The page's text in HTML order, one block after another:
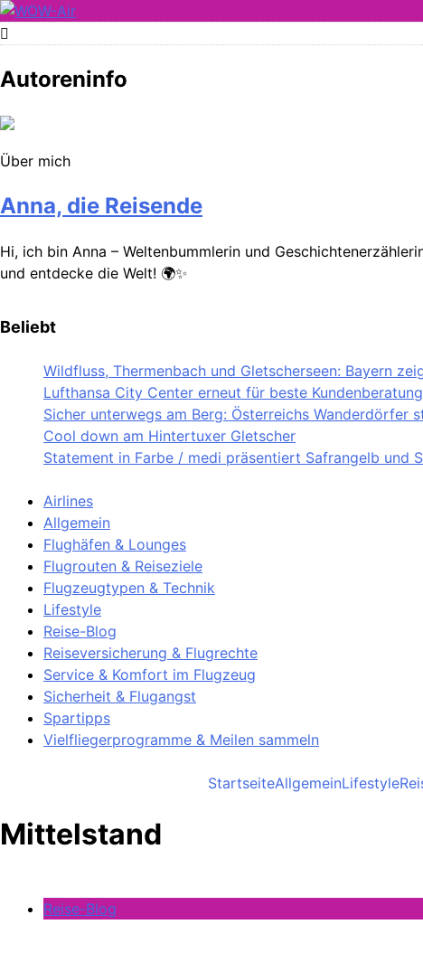
Skip
to
WOW-Air
Autoreninfo
Über mich
Anna, die Reisende
Hi, ich bin Anna – Weltenbummlerin und
und entdecke die Welt! 🌍✨
Beliebt
Wildfluss, Thermenbach und Gletscherseen: Bayern
Lufthansa City Center erneut für beste
Sicher unterwegs am Berg: Österreichs Wanderdörfer
Cool down am Hintertuxer Gletscher
Statement in Farbe / medi präsentiert Safrangelb und
Airlines
Allgemein
Flughäfen & Lounges
Flugrouten & Reiseziele
Flugzeugtypen & Technik
Lifestyle
Reise-Blog
Reiseversicherung & Flugrechte
Service & Komfort im Flugzeug
Sicherheit & Flugangst
Spartipps
Vielfliegerprogramme & Meilen sammeln
StartseiteAllgemeinLifestyle
Mittelstand
Reise-Blog